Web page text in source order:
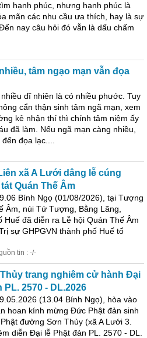
hạnh phúc, nhưng hạnh phúc là
mãn các nhu cầu ưa thích, hay là sự
nay câu hỏi đó vẫn là dấu chấm
tâm ngạo mạn vẫn đọa
dĩ nhiên là có nhiều phước. Tuy
cẩn thận sinh tâm ngã mạn, xem
kẻ nhận thí thì chính tâm niệm ấy
đã làm. Nếu ngã mạn càng nhiều,
đọa lạc....
xã A Lưới dâng lễ cúng
Quán Thế Âm
Bính Ngọ (01/08/2026), tại Tượng
Âm, núi Tứ Tượng, Bằng Lãng,
đã diễn ra Lễ hội Quán Thế Âm
sự GHPGVN thành phố Huế tổ
tin : -/-
trang nghiêm cử hành Đại
PL. 2570 - DL.2026
(13.04 Bính Ngọ), hòa vào
hoan kính mừng Đức Phật đản sinh
đường Sơn Thủy (xã A Lưới 3.
diễn Đại lễ Phật đản PL. 2570 - DL.